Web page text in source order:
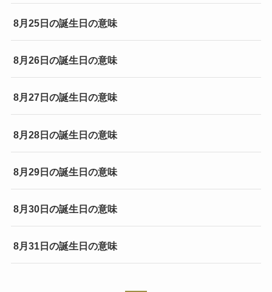
8月25日の誕生日の意味
8月26日の誕生日の意味
8月27日の誕生日の意味
8月28日の誕生日の意味
8月29日の誕生日の意味
8月30日の誕生日の意味
8月31日の誕生日の意味